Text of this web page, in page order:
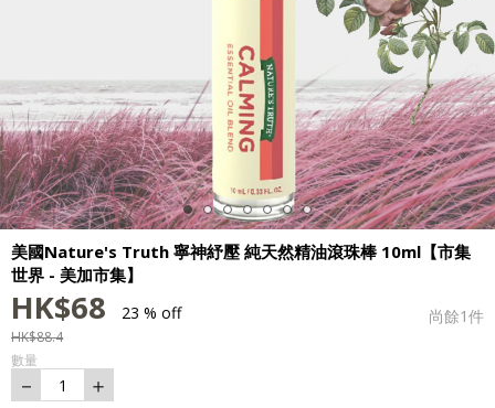
美國Nature's Truth 寧神紓壓 純天然精油滾珠棒 10ml【市集
世界 - 美加市集】
HK$68 23 % off 尚餘1件
HK$88.4
數量
－ 1 ＋